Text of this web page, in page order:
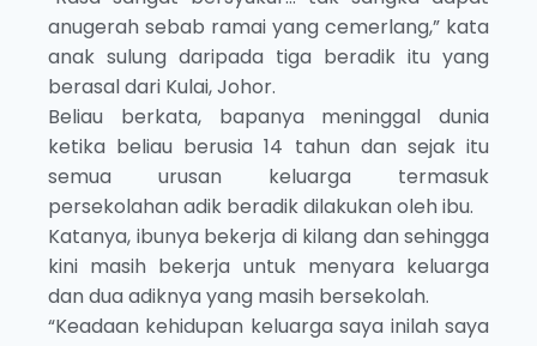
anugerah sebab ramai yang cemerlang,” kata
anak sulung daripada tiga beradik itu yang
berasal dari Kulai, Johor.
Beliau berkata, bapanya meninggal dunia
ketika beliau berusia 14 tahun dan sejak itu
semua urusan keluarga termasuk
persekolahan adik beradik dilakukan oleh ibu.
Katanya, ibunya bekerja di kilang dan sehingga
kini masih bekerja untuk menyara keluarga
dan dua adiknya yang masih bersekolah.
“Keadaan kehidupan keluarga saya inilah saya